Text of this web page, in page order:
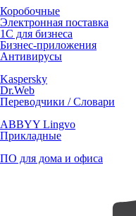
Коробочные
Электронная поставка
1С для бизнеса
Бизнес-приложения
Антивирусы
Kaspersky
Dr.Web
Переводчики / Словари
ABBYY Lingvo
Прикладные
ПО для дома и офиса